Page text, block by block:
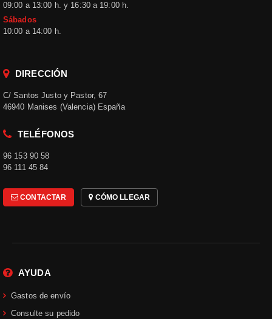
09:00 a 13:00 h. y 16:30 a 19:00 h.
Sábados
10:00 a 14:00 h.
DIRECCIÓN
C/ Santos Justo y Pastor, 67
46940 Manises (Valencia) España
TELÉFONOS
96 153 90 58
96 111 45 84
CONTACTAR CÓMO LLEGAR
AYUDA
Gastos de envío
Consulte su pedido